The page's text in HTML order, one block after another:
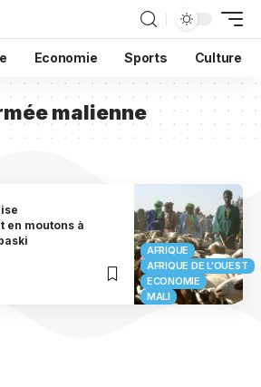
Economie Sports Culture
malienne
AFRIQUE
AFRIQUE DE L'OUEST
ECONOMIE
MALI
en moutons à